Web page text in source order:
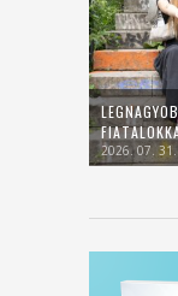
2026. 07. 31.